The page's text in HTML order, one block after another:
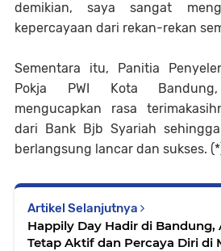
demikian, saya sangat
kepercayaan dari rekan-rekan
Sementara itu, Panitia
Pokja PWI Kota
mengucapkan rasa
dari Bank Bjb Syariah
berlangsung lancar dan sukses.
Artikel Selanjutnya
Happily Day Hadir di Bandung,
Tetap Aktif dan Percaya Diri di